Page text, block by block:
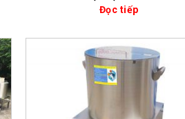
Đọc tiếp